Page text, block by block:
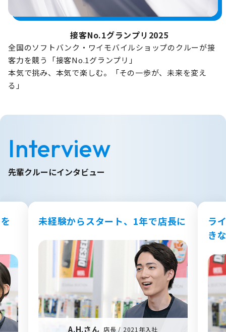
接客No.1グランプリ2025
全国のソフトバンク・ワイモバイルショップのクルーが接
客力を競う「接客No.1グランプリ」
本気で挑み、本気で楽しむ。「その一歩が、未来を変え
る」
Interview
先輩クルーにインタビュー
未経験からスタート、1年で店長に
A.H.さん 店長 / 2021年入社
ラ
き